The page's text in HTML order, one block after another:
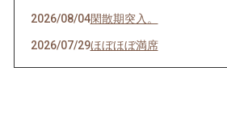
2026/08/04閑散期突入。
2026/07/29ほぼほぼ満席
2026/07/28その日のために頑張れる。